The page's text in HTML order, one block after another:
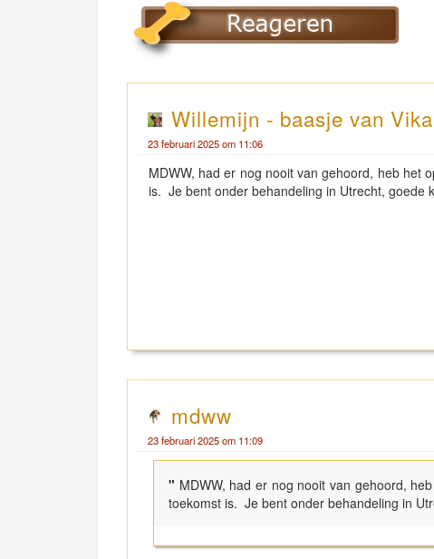
Willemijn - baasje van
23 februari 2025 om 11:06
MDWW, had er nog nooit van gehoord, heb het
is. Je bent onder behandeling in Utrecht, goede
mdww
23 februari 2025 om 11:09
" MDWW, had er nog nooit van gehoord,
toekomst is. Je bent onder behandeling in